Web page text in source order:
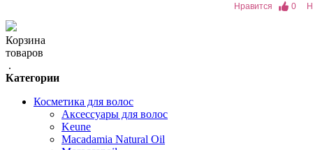
Нравится 0
Корзина
товаров
.
Категории
Косметика для волос
Аксессуары для волос
Keune
Macadamia Natural Oil